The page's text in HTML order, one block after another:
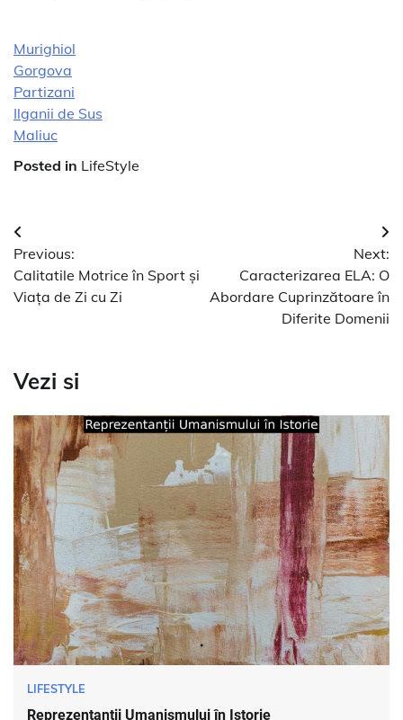
Murighiol
Gorgova
Partizani
Ilganii de Sus
Maliuc
Posted in LifeStyle
Navigare
în
articole
Previous:
Calitatile Motrice în Sport și
Viața de Zi cu Zi
Next:
Caracterizarea ELA: O
Abordare Cuprinzătoare în
Diferite Domenii
Vezi si
LIFESTYLE
Reprezentanții Umanismului în Istorie